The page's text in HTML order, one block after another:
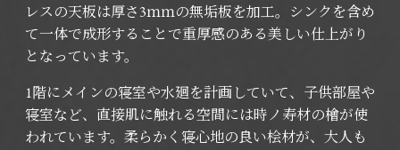
レスの天板は厚さ3ｍｍの無垢板を加工。シンクを含め
て一体で成形することで重厚感のある美しい仕上がり
となっています。
1階にメインの寝室や水廻を計画していて、子供部屋や
寝室など、直接肌に触れる空間には時ノ寿材の檜が使
われています。柔らかく寝心地の良い桧材が、大人も